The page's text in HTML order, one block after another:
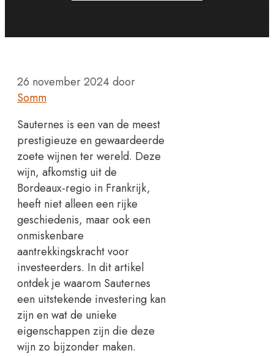
26 november 2024 door
Somm
Sauternes is een van de meest
prestigieuze en gewaardeerde
zoete wijnen ter wereld. Deze
wijn, afkomstig uit de
Bordeaux-regio in Frankrijk,
heeft niet alleen een rijke
geschiedenis, maar ook een
onmiskenbare
aantrekkingskracht voor
investeerders. In dit artikel
ontdek je waarom Sauternes
een uitstekende investering kan
zijn en wat de unieke
eigenschappen zijn die deze
wijn zo bijzonder maken.